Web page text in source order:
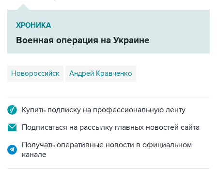
ХРОНИКА
Военная операция на Украине
Новороссийск Андрей Кравченко
Купить подписку на профессиональную ленту
Подписаться на рассылку главных новостей сайта
Получать оперативные новости в официальном
канале